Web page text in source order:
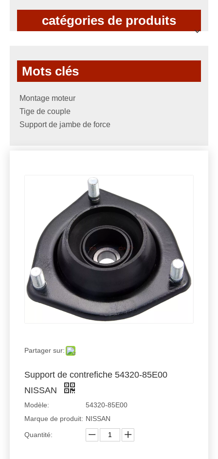
catégories de produits
Mots clés
Montage moteur
Tige de couple
Support de jambe de force
Partager sur:
Support de contrefiche 54320-85E00
NISSAN
Modèle:
54320-85E00
Marque de produit: NISSAN
Quantité: